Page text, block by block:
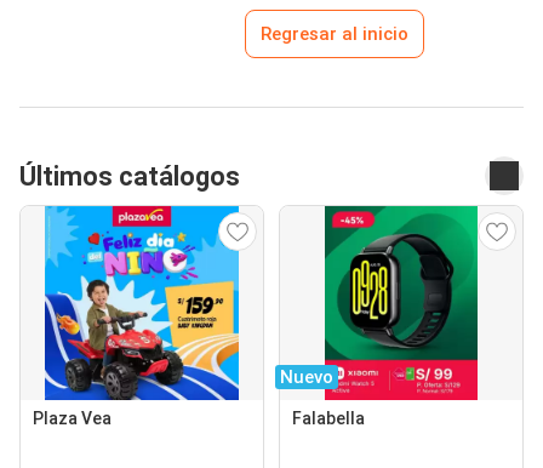
Regresar al inicio
Últimos catálogos
Plaza Vea
Nuevo
Falabella